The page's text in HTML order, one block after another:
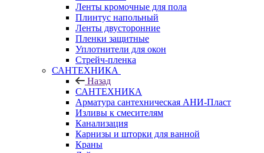
Ленты кромочные для пола
Плинтус напольный
Ленты двусторонние
Пленки защитные
Уплотнители для окон
Стрейч-пленка
САНТЕХНИКА
Назад
САНТЕХНИКА
Арматура сантехническая АНИ-Пласт
Изливы к смесителям
Канализация
Карнизы и шторки для ванной
Краны